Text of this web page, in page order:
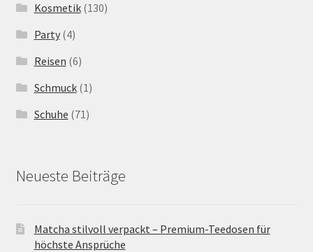
Kosmetik(130)
Party(4)
Reisen (6)
Schmuck(1)
Schuhe (71)
Neueste Beiträge
Matcha stilvoll verpackt – Premium-Teedosen für
höchste Ansprüche